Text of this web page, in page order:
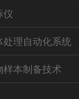
仪
处理自动化系统
样本制备技术